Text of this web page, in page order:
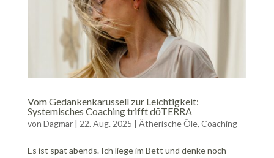
Vom Gedankenkarussell zur Leichtigkeit:
Systemisches Coaching trifft dōTERRA
von Dagmar| 22. Aug. 2025 | Ätherische Öle, Coaching
Es ist spät abends. Ich liege im Bett und denke noch